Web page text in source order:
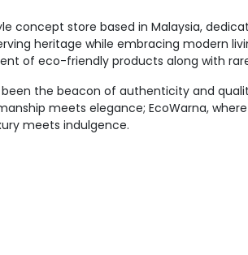
concept store based in Malaysia,
heritage while embracing modern
of eco-friendly products along with
been the beacon of authenticity and
meets elegance; EcoWarna,
meets indulgence.